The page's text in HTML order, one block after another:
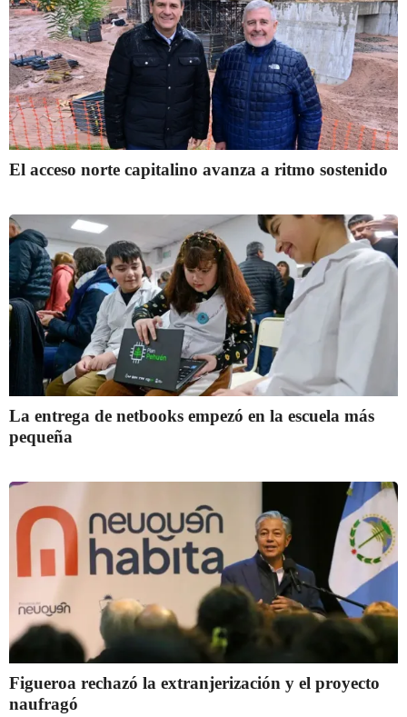
El acceso norte capitalino avanza a ritmo sostenido
La entrega de netbooks empezó en la escuela más
pequeña
Figueroa rechazó la extranjerización y el proyecto
naufragó